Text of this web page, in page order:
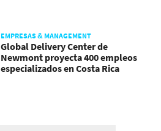
EMPRESAS & MANAGEMENT
Global Delivery Center de
Newmont proyecta 400 empleos
especializados en Costa Rica